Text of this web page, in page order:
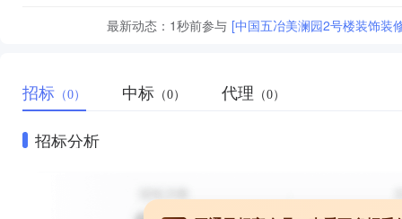
最新动态： 1秒前参与 [中国五冶美澜园2号楼装饰装
招标 （0） 中标 （0） 代理 （0）
招标分析